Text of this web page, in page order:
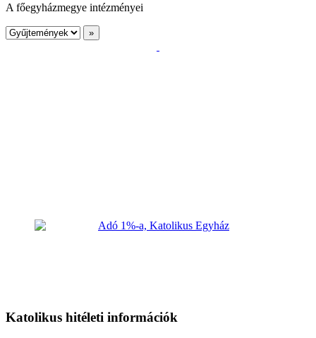
A főegyházmegye intézményei
Katolikus hitéleti információk